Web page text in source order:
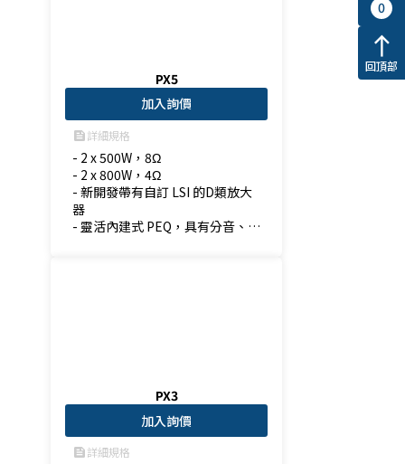
PX5
加入詢價
feed詳細規格
- 2 x 500W，8Ω
- 2 x 800W，4Ω
- 新開發帶有自訂 LSI 的D類放大
器
- 靈活內建式 PEQ，具有分音、濾
PX3
加入詢價
feed詳細規格
0
north
回頂部